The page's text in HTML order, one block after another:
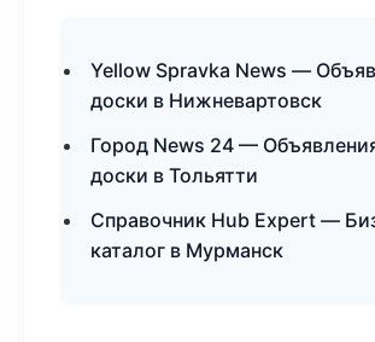
Yellow Spravka News —
доски в Нижневартовск
Город News 24 —
доски в Тольятти
Справочник Hub Expert —
каталог в Мурманск